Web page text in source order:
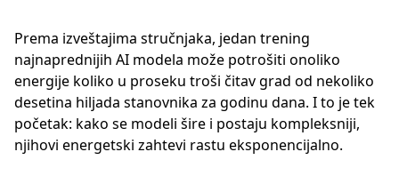
Prema izveštajima stručnjaka, jedan trening
najnaprednijih AI modela može potrošiti onoliko
energije koliko u proseku troši čitav grad od nekoliko
desetina hiljada stanovnika za godinu dana. I to je tek
početak: kako se modeli šire i postaju kompleksniji,
njihovi energetski zahtevi rastu eksponencijalno.